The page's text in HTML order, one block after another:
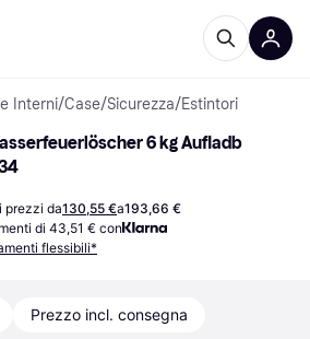
Interni/Case/Sicurezza/Estintori
6 kg Aufladb
prezzi da130,55 €a193,66 €
di 43,51 € con
flessibili*
Prezzo incl. consegna